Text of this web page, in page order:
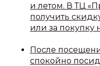
и летом. В ТЦ
получить
или за покупку
После
спокойно